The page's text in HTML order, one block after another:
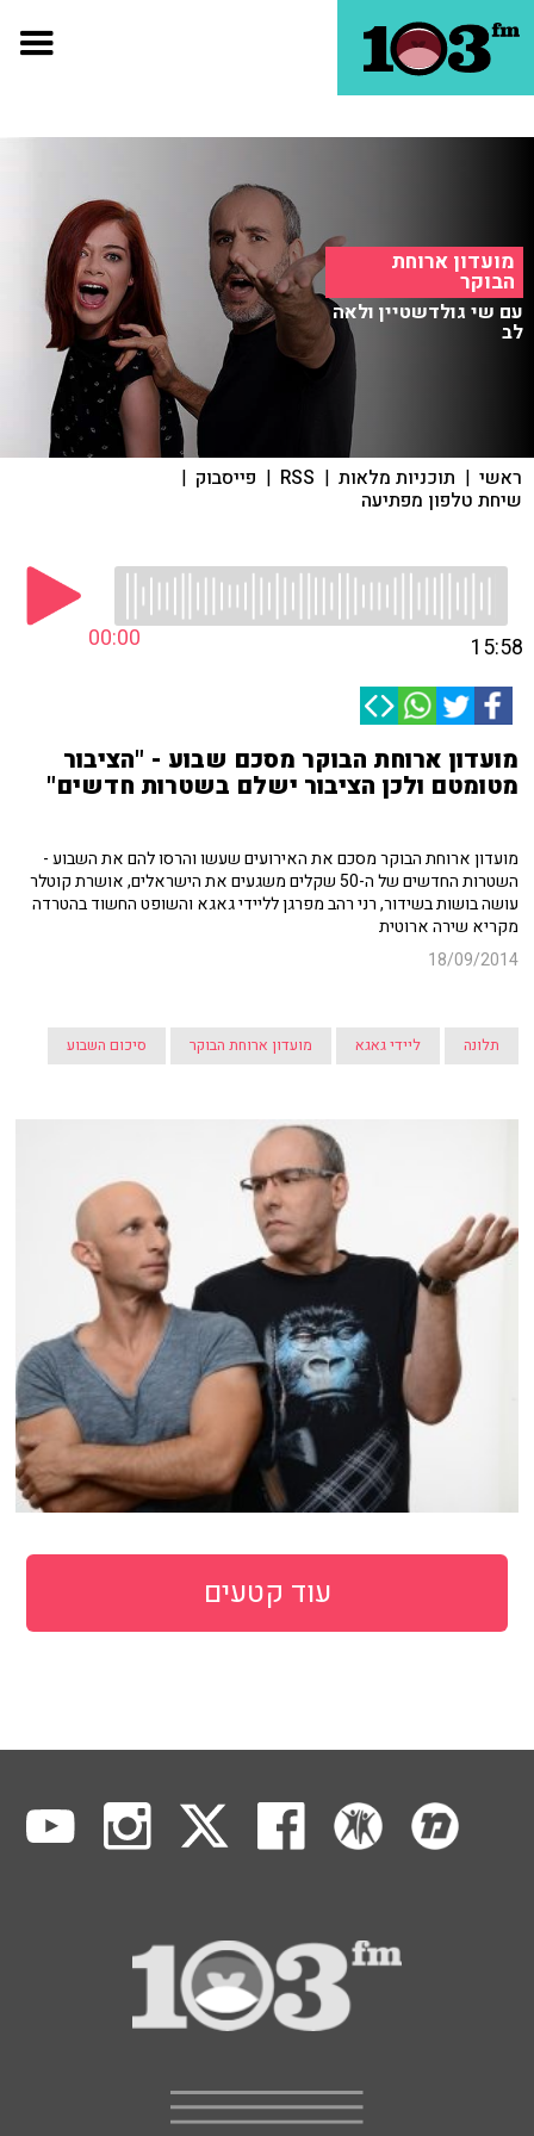
מועדון ארוחת
הבוקר
עם שי גולדשטיין ולאה
לב
ראשי | תוכניות מלאות |
RSS
| פייסבוק |
שיחת טלפון מפתיעה
00:00 15:58
מועדון ארוחת הבוקר מסכם שבוע - "הציבור
מטומטם ולכן הציבור ישלם בשטרות חדשים"
מועדון ארוחת הבוקר מסכם את האירועים שעשו והרסו להם את השבוע -
השטרות החדשים של ה-50 שקלים משגעים את הישראלים, אושרת קוטלר
עושה בושות בשידור, רני רהב מפרגן לליידי גאגא והשופט החשוד בהטרדה
מקריא שירה ארוטית
18/09/2014
תלונה ליידי גאגא מועדון ארוחת הבוקר סיכום השבוע
עוד קטעים